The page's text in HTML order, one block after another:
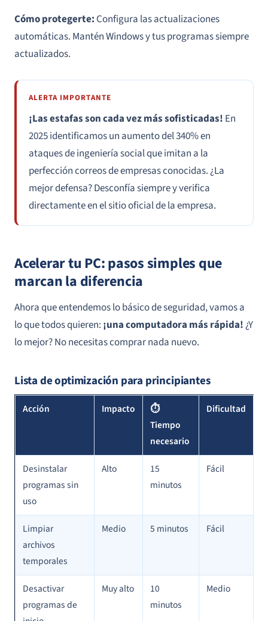
Cómo protegerte: Configura las actualizaciones
automáticas. Mantén Windows y tus programas siempre
actualizados.
ALERTA IMPORTANTE
¡Las estafas son cada vez más sofisticadas! En
2025 identificamos un aumento del 340% en
ataques de ingeniería social que imitan a la
perfección correos de empresas conocidas. ¿La
mejor defensa? Desconfía siempre y verifica
directamente en el sitio oficial de la empresa.
Acelerar tu PC: pasos simples que
marcan la diferencia
Ahora que entendemos lo básico de seguridad, vamos a
lo que todos quieren: ¡una computadora más rápida!¿Y
lo mejor? No necesitas comprar nada nuevo.
Lista de optimización para principiantes
Acción Impacto
⏱
Tiempo
necesario
Dificultad
Desinstalar
programas sin
uso
Alto
15
minutos
Fácil
Limpiar
archivos
temporales
Medio 5 minutos Fácil
Desactivar
programas de
Muy alto
10
minutos
Medio